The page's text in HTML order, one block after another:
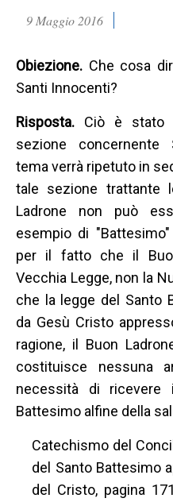
9 Maggio 2016
Obiezione. Che cosa
Santi Innocenti?
Risposta. Ciò è stato
sezione concernente
tema verrà ripetuto in
tale sezione trattante
Ladrone non può
esempio di
per il fatto che il
Vecchia Legge, non la
che la legge del Santo
da Gesù Cristo
ragione, il Buon
costituisce nessuna
necessità di ricevere
Battesimo alfine della
Catechismo del
del Santo Battesimo
del Cristo, pagina